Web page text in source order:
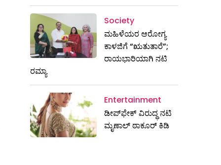
Society
ಮಹಿಳೆಯರ ಆರೋಗ್ಯ
ಕಾಳಜಿಗೆ “ಋತುತಾರೆ”;
ರಾಯಭಾರಿಯಾಗಿ ನಟಿ
ರಮ್ಯಾ
Entertainment
ಡೀಪ್‌ಫೇಕ್ ವಿರುದ್ಧ ನಟಿ
ಮೃಣಾಲ್ ಠಾಕೂರ್ ಕಿಡಿ